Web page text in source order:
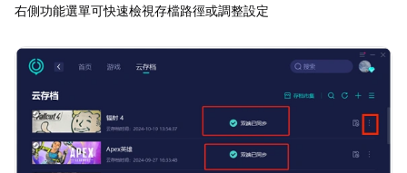
右側功能選單可快速檢視存檔路徑或調整設定